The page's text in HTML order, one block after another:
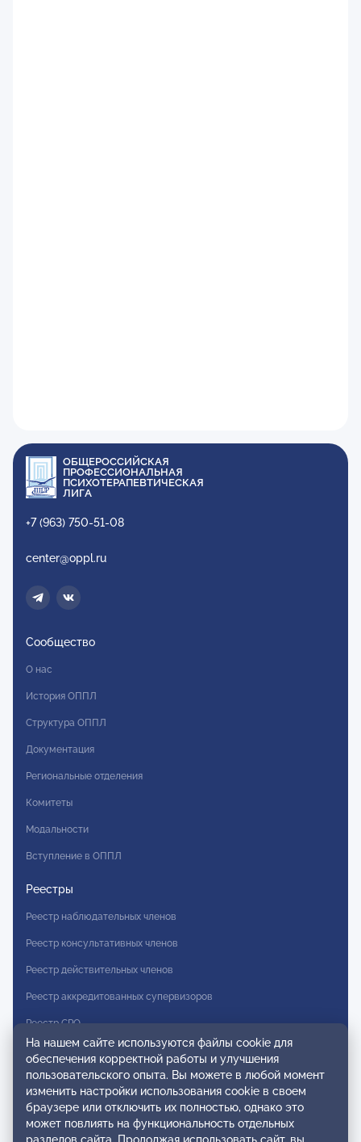
ОБЩЕРОССИЙСКАЯ
ПРОФЕССИОНАЛЬНАЯ
ПСИХОТЕРАПЕВТИЧЕСКАЯ
ЛИГА
+7 (963) 750-51-08
center@oppl.ru
Сообщество
О нас
История ОППЛ
Структура ОППЛ
Документация
Региональные отделения
Комитеты
Модальности
Вступление в ОППЛ
Реестры
Реестр наблюдательных членов
Реестр консультативных членов
Реестр действительных членов
Реестр аккредитованных супервизоров
Реестр СРО
Сертификация
Сертификация тренеров и преподавателей
Экспертиза и регистрация авторских продуктов
На нашем сайте используются файлы cookie для
обеспечения корректной работы и улучшения
пользовательского опыта. Вы можете в любой момент
изменить настройки использования cookie в своем
браузере или отключить их полностью, однако это
может повлиять на функциональность отдельных